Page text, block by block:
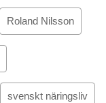
Roland Nilsson
svenskt näringsliv